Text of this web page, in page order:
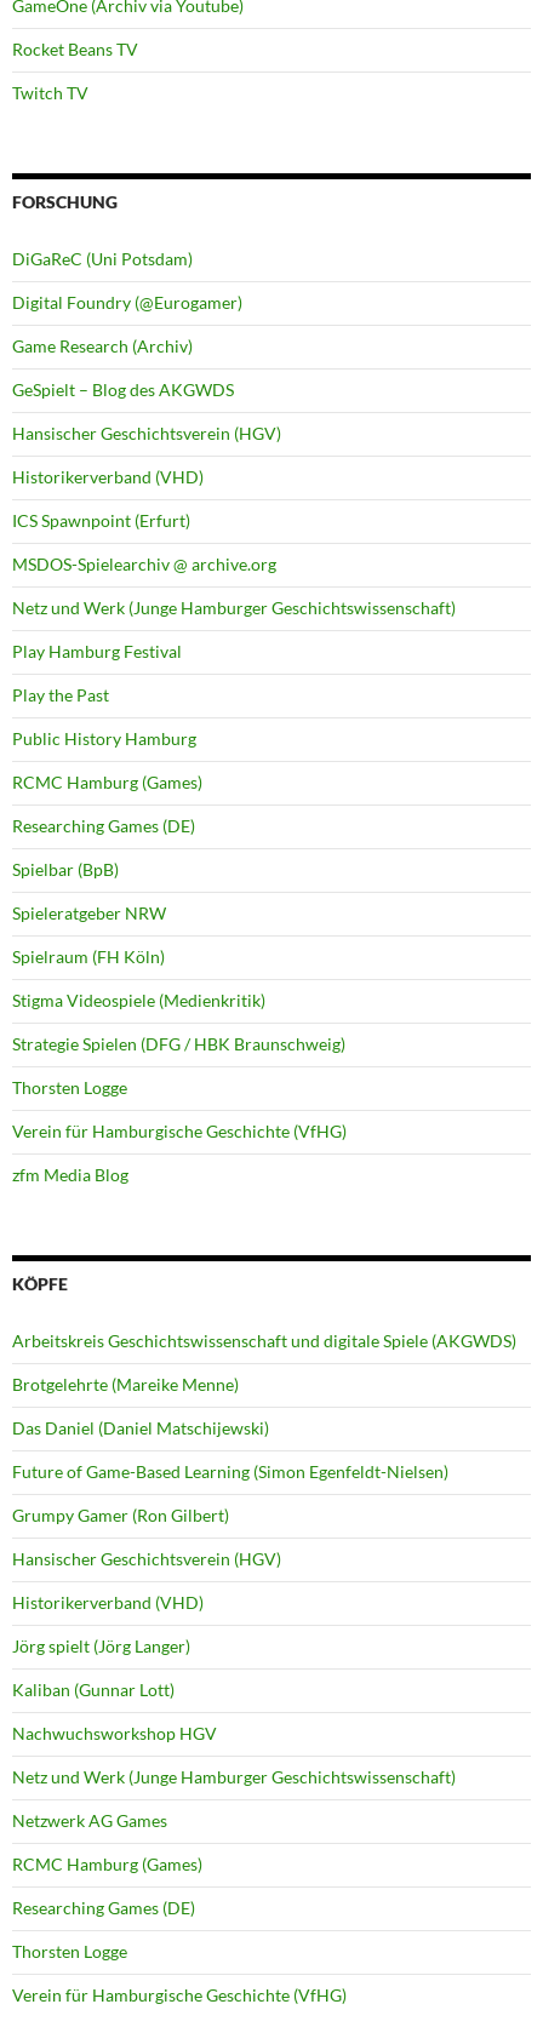
GameOne (Archiv via Youtube)
Rocket Beans TV
Twitch TV
FORSCHUNG
DiGaReC (Uni Potsdam)
Digital Foundry (@Eurogamer)
Game Research (Archiv)
GeSpielt – Blog des AKGWDS
Hansischer Geschichtsverein (HGV)
Historikerverband (VHD)
ICS Spawnpoint (Erfurt)
MSDOS-Spielearchiv @ archive.org
Netz und Werk (Junge Hamburger Geschichtswissenschaft)
Play Hamburg Festival
Play the Past
Public History Hamburg
RCMC Hamburg (Games)
Researching Games (DE)
Spielbar (BpB)
Spieleratgeber NRW
Spielraum (FH Köln)
Stigma Videospiele (Medienkritik)
Strategie Spielen (DFG / HBK Braunschweig)
Thorsten Logge
Verein für Hamburgische Geschichte (VfHG)
zfm Media Blog
KÖPFE
Arbeitskreis Geschichtswissenschaft und digitale Spiele (AKGWDS)
Brotgelehrte (Mareike Menne)
Das Daniel (Daniel Matschijewski)
Future of Game-Based Learning (Simon Egenfeldt-Nielsen)
Grumpy Gamer (Ron Gilbert)
Hansischer Geschichtsverein (HGV)
Historikerverband (VHD)
Jörg spielt (Jörg Langer)
Kaliban (Gunnar Lott)
Nachwuchsworkshop HGV
Netz und Werk (Junge Hamburger Geschichtswissenschaft)
Netzwerk AG Games
RCMC Hamburg (Games)
Researching Games (DE)
Thorsten Logge
Verein für Hamburgische Geschichte (VfHG)